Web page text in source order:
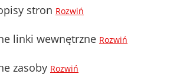
stron Rozwiń
linki wewnętrzne Rozwiń
zasoby Rozwiń